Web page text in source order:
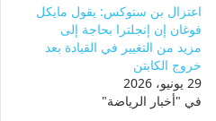
اعتزال بن ستوكس: يقول مايكل
فوغان إن إنجلترا بحاجة إلى
مزيد من التغيير في القيادة بعد
خروج الكابتن
29 يونيو، 2026
في "أخبار الرياضة"